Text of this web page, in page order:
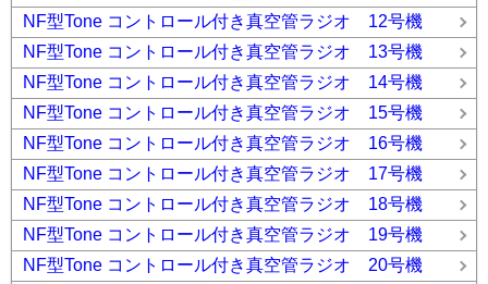
NF型Tone コントロール付き真空管ラジオ 12号機
NF型Tone コントロール付き真空管ラジオ 13号機
NF型Tone コントロール付き真空管ラジオ 14号機
NF型Tone コントロール付き真空管ラジオ 15号機
NF型Tone コントロール付き真空管ラジオ 16号機
NF型Tone コントロール付き真空管ラジオ 17号機
NF型Tone コントロール付き真空管ラジオ 18号機
NF型Tone コントロール付き真空管ラジオ 19号機
NF型Tone コントロール付き真空管ラジオ 20号機